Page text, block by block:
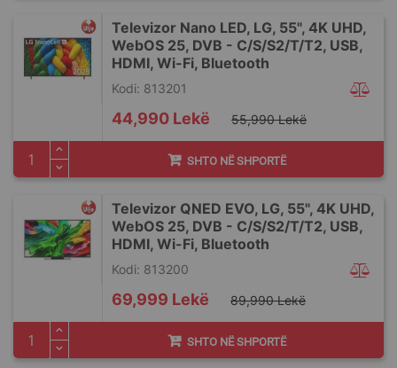
Televizor Nano LED, LG, 55", 4K UHD,
WebOS 25, DVB - C/S/S2/T/T2, USB,
HDMI, Wi-Fi, Bluetooth
Special
Price
44,990 Lekë 55,990 Lekë
Kodi: 813201
SHTO NË SHPORTË
Televizor QNED EVO, LG, 55", 4K UHD,
WebOS 25, DVB - C/S/S2/T/T2, USB,
HDMI, Wi-Fi, Bluetooth
Special
Price
69,999 Lekë 89,990 Lekë
Kodi: 813200
SHTO NË SHPORTË